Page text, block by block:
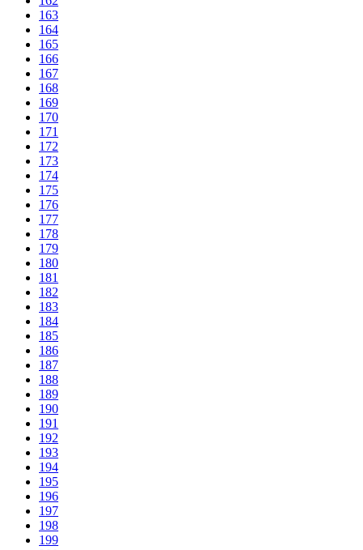
163
164
165
166
167
168
169
170
171
172
173
174
175
176
177
178
179
180
181
182
183
184
185
186
187
188
189
190
191
192
193
194
195
196
197
198
199